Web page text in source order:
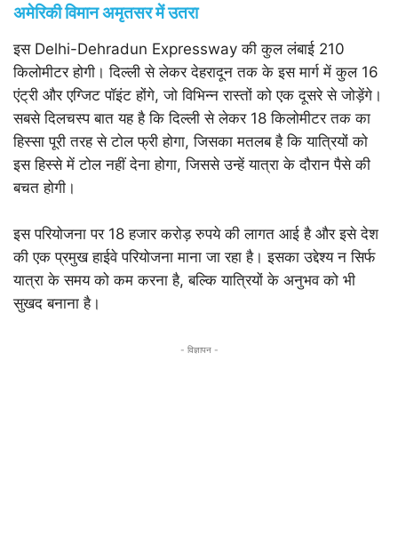
अमेरिकी विमान अमृतसर में उतरा
इस Delhi-Dehradun Expressway की कुल लंबाई 210
किलोमीटर होगी। दिल्ली से लेकर देहरादून तक के इस मार्ग में कुल 16
एंट्री और एग्जिट पॉइंट होंगे, जो विभिन्न रास्तों को एक दूसरे से जोड़ेंगे।
सबसे दिलचस्प बात यह है कि दिल्ली से लेकर 18 किलोमीटर तक का
हिस्सा पूरी तरह से टोल फ्री होगा, जिसका मतलब है कि यात्रियों को
इस हिस्से में टोल नहीं देना होगा, जिससे उन्हें यात्रा के दौरान पैसे की
बचत होगी।
इस परियोजना पर 18 हजार करोड़ रुपये की लागत आई है और इसे देश
की एक प्रमुख हाईवे परियोजना माना जा रहा है। इसका उद्देश्य न सिर्फ
यात्रा के समय को कम करना है, बल्कि यात्रियों के अनुभव को भी
सुखद बनाना है।
- विज्ञापन -